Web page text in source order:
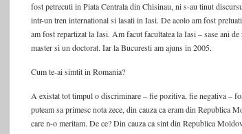
fost petrecuti in Piata Centrala din Chisinau, ni s-au tinut
intr-un tren international si lasati in Iasi. De acolo am fost
am fost repartizat la Iasi. Am facut facultatea la Iasi – sase ani
master si un doctorat. Iar la Bucuresti am ajuns in 2005.
Cum te-ai simtit in Romania?
A existat tot timpul o discriminare – fie pozitiva, fie negativa –
puteam sa primesc nota zece, din cauza ca eram din Republica
care n-o meritam. De ce? Din cauza ca sint din Republica